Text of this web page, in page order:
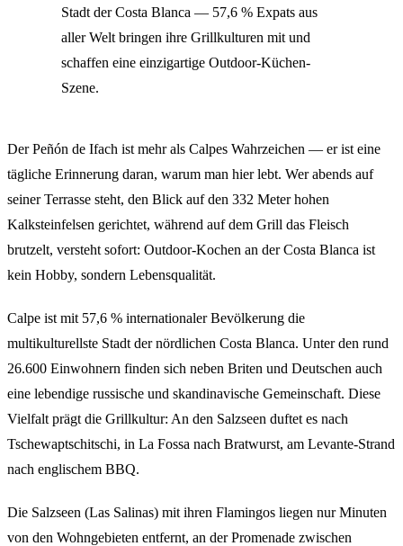
Stadt der Costa Blanca — 57,6 % Expats aus
aller Welt bringen ihre Grillkulturen mit und
schaffen eine einzigartige Outdoor-Küchen-
Szene.
Der Peñón de Ifach ist mehr als Calpes Wahrzeichen — er ist eine
tägliche Erinnerung daran, warum man hier lebt. Wer abends auf
seiner Terrasse steht, den Blick auf den 332 Meter hohen
Kalksteinfelsen gerichtet, während auf dem Grill das Fleisch
brutzelt, versteht sofort: Outdoor-Kochen an der Costa Blanca ist
kein Hobby, sondern Lebensqualität.
Calpe ist mit 57,6 % internationaler Bevölkerung die
multikulturellste Stadt der nördlichen Costa Blanca. Unter den rund
26.600 Einwohnern finden sich neben Briten und Deutschen auch
eine lebendige russische und skandinavische Gemeinschaft. Diese
Vielfalt prägt die Grillkultur: An den Salzseen duftet es nach
Tschewaptschitschi, in La Fossa nach Bratwurst, am Levante-Strand
nach englischem BBQ.
Die Salzseen (Las Salinas) mit ihren Flamingos liegen nur Minuten
von den Wohngebieten entfernt, an der Promenade zwischen